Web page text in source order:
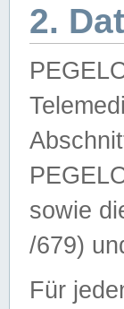
2.
sowie
/679)
Für